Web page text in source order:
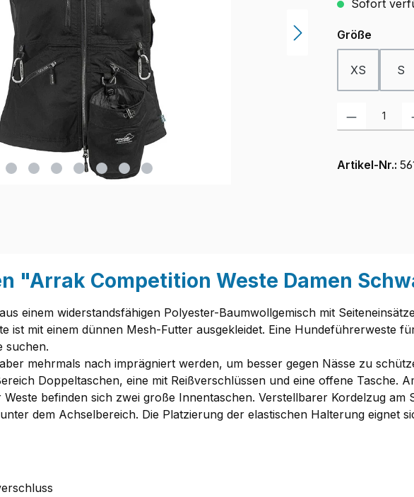
Sofort
Größe
XS S
Produkt
Artikel-Nr.:
"Arrak Competition Weste Damen
einem widerstandsfähigen Polyester-Baumwollgemisch mit
ist mit einem dünnen Mesh-Futter ausgekleidet. Eine Hundeführerweste
suchen.
mehrmals nach imprägniert werden, um besser gegen Nässe zu
Doppeltaschen, eine mit Reißverschlüssen und eine offene Tasche.
befinden sich zwei große Innentaschen. Verstellbarer Kordelzug am
dem Achselbereich. Die Platzierung der elastischen Halterung eignet